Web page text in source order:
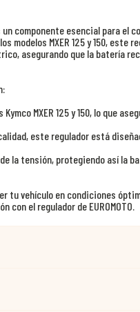
un componente esencial para el
modelos MXER 125 y 150, este
asegurando que la batería
MXER 125 y 150, lo que
este regulador está
la tensión, protegiendo así la
tu vehículo en condiciones
con el regulador de EUROMOTO.